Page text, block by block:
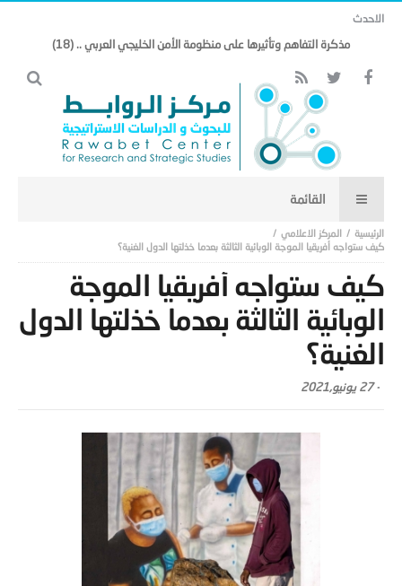
الاحدث
مذكرة التفاهم وتأثيرها على منظومة الأمن الخليجي العربي .. (18)
المركز الاعلامي
كيف ستواجه أفريقيا الموجة الوبائية الثالثة بعدما خذلتها الدول الغنية؟
كيف ستواجه أفريقيا الموجة
الوبائية الثالثة بعدما خذلتها الدول
الغنية؟
-27 يونيو,2021